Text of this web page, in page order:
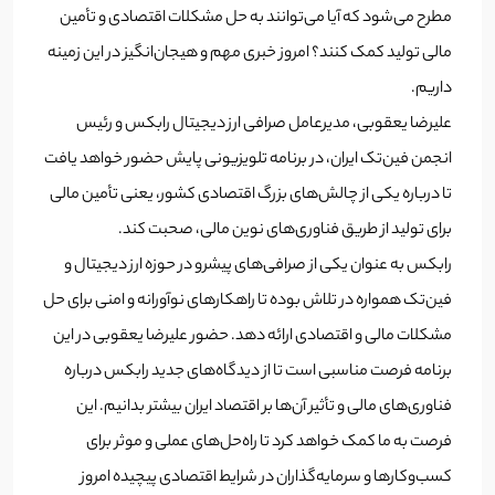
مطرح می‌شود که آیا می‌توانند به حل مشکلات اقتصادی و تأمین
مالی تولید کمک کنند؟ امروز خبری مهم و هیجان‌انگیز در این زمینه
داریم.
علیرضا یعقوبی، مدیرعامل صرافی ارز دیجیتال رابکس و رئیس
انجمن فین‌تک ایران، در برنامه تلویزیونی پایش حضور خواهد یافت
تا درباره یکی از چالش‌های بزرگ اقتصادی کشور، یعنی تأمین مالی
برای تولید از طریق فناوری‌های نوین مالی، صحبت کند.
رابکس به عنوان یکی از صرافی‌های پیشرو در حوزه ارز دیجیتال و
فین‌تک همواره در تلاش بوده تا راهکارهای نوآورانه و امنی برای حل
مشکلات مالی و اقتصادی ارائه دهد. حضور علیرضا یعقوبی در این
برنامه فرصت مناسبی است تا از دیدگاه‌های جدید رابکس درباره
فناوری‌های مالی و تأثیر آن‌ها بر اقتصاد ایران بیشتر بدانیم. این
فرصت به ما کمک خواهد کرد تا راه‌حل‌های عملی و موثر برای
کسب‌وکارها و سرمایه‌گذاران در شرایط اقتصادی پیچیده امروز